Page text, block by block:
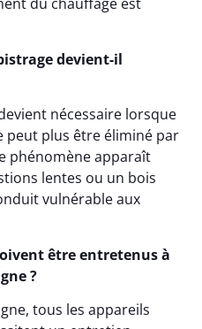
du chauffage est
devient-il
nécessaire lorsque
peut plus être éliminé par
phénomène apparaît
lentes ou un bois
vulnérable aux
être entretenus à
?
tous les appareils